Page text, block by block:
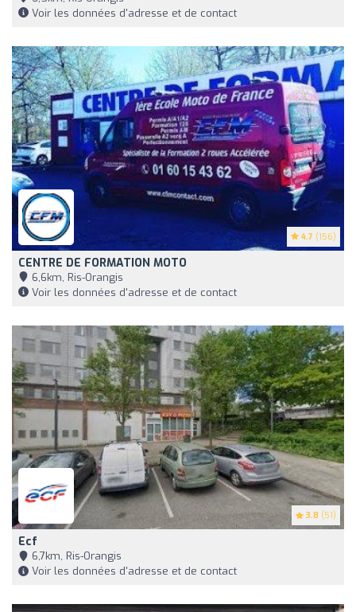
Voir les données d'adresse et de contact
4.7 (156)
CENTRE DE FORMATION MOTO
6,6km, Ris-Orangis
Voir les données d'adresse et de contact
3.8 (51)
Ecf
6,7km, Ris-Orangis
Voir les données d'adresse et de contact